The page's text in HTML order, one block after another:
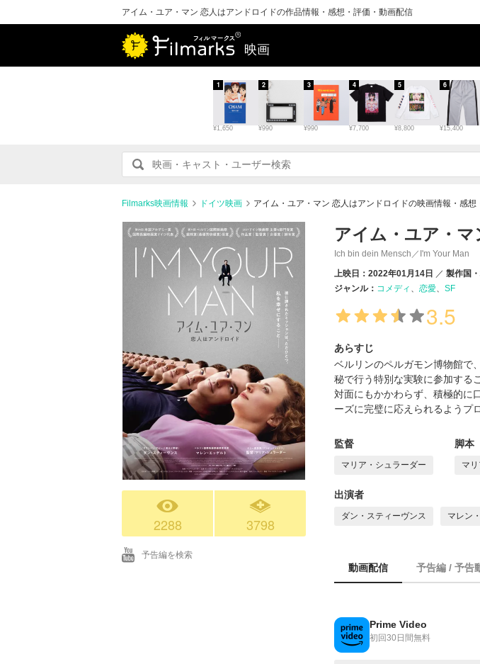
アイム・ユア・マン 恋人はアンドロイドの作品情報・感想・評価・動画配信
映画
¥1,650
1
¥990
2
¥990
3
¥7,700
4
¥8,800
5
¥15,400
6
Filmarks映画情報 ドイツ映画 アイム・ユア・マン 恋人はアンドロイドの映画情報・感想
2288 3798
予告編を検索
アイム・ユア・
Ich bin dein Mensch／I'm Your Man
上映日：2022年01月14日
製作国
ジャンル： コメディ 恋愛 SF
3.5
あらすじ
ベルリンのペルガモン博物館で
秘で行う特別な実験に参加する
対面にもかかわらず、積極的に
ーズに完璧に応えられるようプ
監督
マリア・シュラーダー
脚本
マ
出演者
ダン・スティーヴンス マレン
動画配信 予告編 / 予告
Prime Video
初回30日間無料